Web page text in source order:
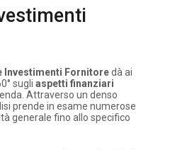
Investimenti Fornitoredà ai
sugli aspetti finanziari
Attraverso un denso
prende in esame numerose
generale fino allo specifico